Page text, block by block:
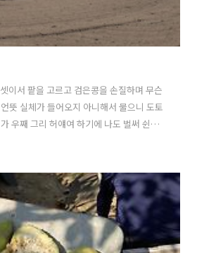
이서 팥을 고르고 검은콩을 손질하며 무슨
뜻 실체가 들어오지 아니해서 물으니 도토
우째 그리 허얘여 하기에 나도 벌써 쉰넷
닐 때요 했더니 그래 말이라. 우리 늙어가
전홍시 알알이 박혔으니 이젠 딸 사람도 없
천이라선가 홍시는 쳐다도 안본다. 이런
듯 싶다.